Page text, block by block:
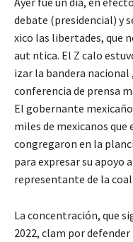
debate (presidencial) y
xico las libertades, que
aut ntica. El Z calo
izar la bandera
conferencia de prensa
El gobernante
miles de mexicanos que
congregaron en la
para expresar su apoyo
representante de la
La concentración, que
2022, clam por